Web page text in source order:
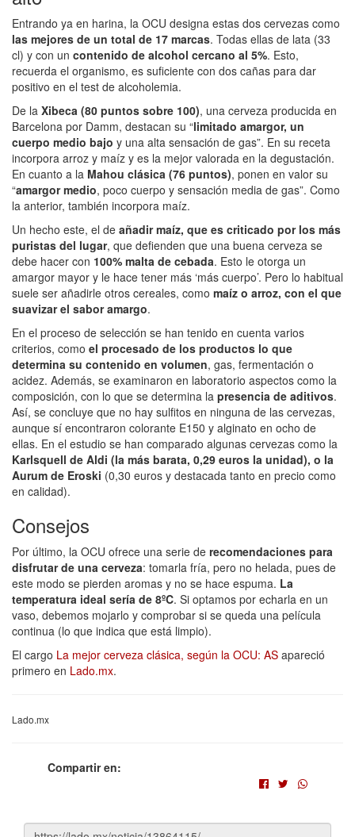
Entrando ya en harina, la OCU designa estas dos cervezas como
las mejores de un total de 17 marcas. Todas ellas de lata (33
cl) y con un contenido de alcohol cercano al 5%. Esto,
recuerda el organismo, es suficiente con dos cañas para dar
positivo en el test de alcoholemia.
De la Xibeca (80 puntos sobre 100), una cerveza producida en
Barcelona por Damm, destacan su “limitado amargor, un
cuerpo medio bajo y una alta sensación de gas”. En su receta
incorpora arroz y maíz y es la mejor valorada en la degustación.
En cuanto a la Mahou clásica (76 puntos), ponen en valor su
“amargor medio, poco cuerpo y sensación media de gas”. Como
la anterior, también incorpora maíz.
Un hecho este, el de añadir maíz, que es criticado por los más
puristas del lugar, que defienden que una buena cerveza se
debe hacer con 100% malta de cebada. Esto le otorga un
amargor mayor y le hace tener más ‘más cuerpo’. Pero lo habitual
suele ser añadirle otros cereales, como maíz o arroz, con el que
suavizar el sabor amargo.
En el proceso de selección se han tenido en cuenta varios
criterios, como el procesado de los productos lo que
determina su contenido en volumen, gas, fermentación o
acidez. Además, se examinaron en laboratorio aspectos como la
composición, con lo que se determina la presencia de aditivos.
Así, se concluye que no hay sulfitos en ninguna de las cervezas,
aunque sí encontraron colorante E150 y alginato en ocho de
ellas. En el estudio se han comparado algunas cervezas como la
Karlsquell de Aldi (la más barata, 0,29 euros la unidad), o la
Aurum de Eroski (0,30 euros y destacada tanto en precio como
en calidad).
Consejos
Por último, la OCU ofrece una serie de recomendaciones para
disfrutar de una cerveza: tomarla fría, pero no helada, pues de
este modo se pierden aromas y no se hace espuma. La
temperatura ideal sería de 8ºC. Si optamos por echarla en un
vaso, debemos mojarlo y comprobar si se queda una película
continua (lo que indica que está limpio).
El cargo La mejor cerveza clásica, según la OCU: AS apareció
primero en Lado.mx.
Lado.mx
Compartir en: